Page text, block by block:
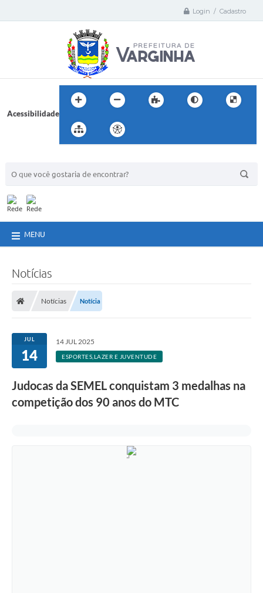
Login / Cadastro
Acessibilidade
MENU
Notícias
Notícias Notícia
JUL
14
14 JUL 2025
ESPORTES,LAZER E JUVENTUDE
Judocas da SEMEL conquistam 3 medalhas na
competição dos 90 anos do MTC